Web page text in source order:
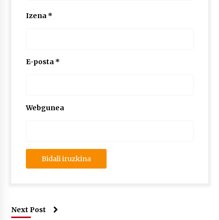
Izena *
E-posta *
Webgunea
Next Post